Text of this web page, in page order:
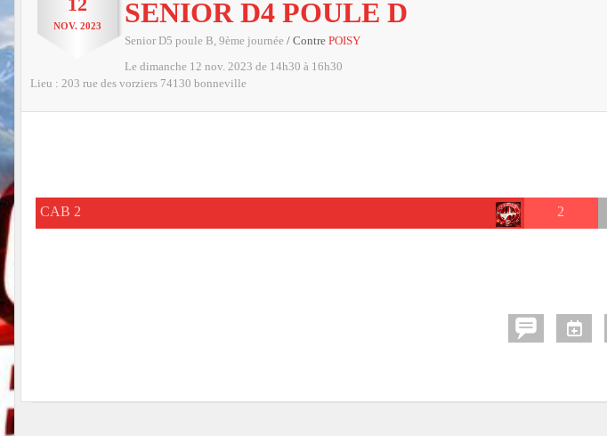
NOV. 2023 SENIOR D4 POULE D
Senior D5 poule B, 9ème journée / Contre POISY
Le dimanche 12 nov. 2023 de 14h30 à 16h30
Lieu : 203 rue des vorziers 74130 bonneville
CAB 2 2